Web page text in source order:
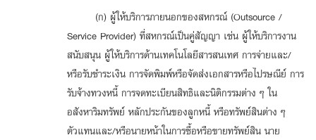
(ก) ผู้ให้บริการภายนอกของสหกรณ์ (Outsource /
Service Provider) ที่สหกรณ์เป็นคู่สัญญา เช่น ผู้ให้บริการงาน
สนับสนุน ผู้ให้บริการด้านเทคโนโลยีสารสนเทศ การจ่ายและ/
หรือรับชำระเงิน การจัดพิมพ์หรือจัดส่งเอกสารหรือไปรษณีย์ การ
รับจ้างทวงหนี้ การจดทะเบียนสิทธิและนิติกรรมต่าง ๆ ใน
อสังหาริมทรัพย์ หลักประกันของลูกหนี้ หรือทรัพย์สินต่าง ๆ
ตัวแทนและ/หรือนายหน้าในการซื้อหรือขายทรัพย์สิน นาย